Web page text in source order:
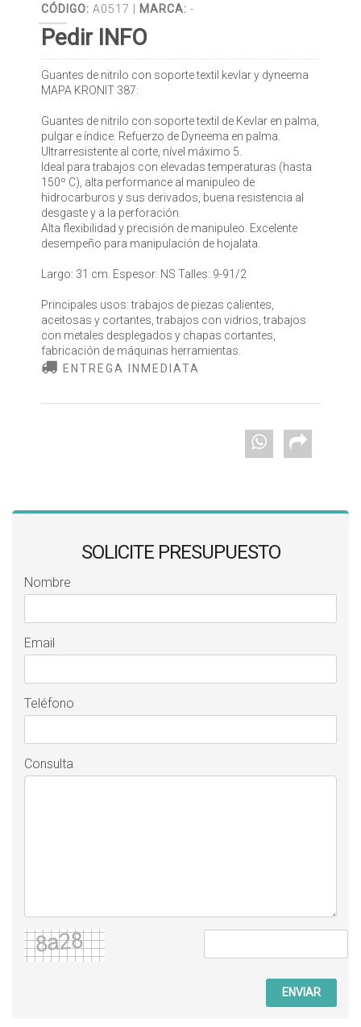
CÓDIGO: A0517 | MARCA: -
Pedir INFO
Guantes de nitrilo con soporte textil kevlar y dyneema
MAPA KRONIT 387:
Guantes de nitrilo con soporte textil de Kevlar en palma,
pulgar e índice. Refuerzo de Dyneema en palma.
Ultrarresistente al corte, nível máximo 5.
Ideal para trabajos con elevadas temperaturas (hasta
150º C), alta performance al manipuleo de
hidrocarburos y sus derivados, buena resistencia al
desgaste y a la perforación.
Alta flexibilidad y precisión de manipuleo. Excelente
desempeño para manipulación de hojalata.
Largo: 31 cm. Espesor: NS Talles: 9-91/2
Principales usos: trabajos de piezas calientes,
aceitosas y cortantes, trabajos con vidrios, trabajos
con metales desplegados y chapas cortantes,
fabricación de máquinas herramientas.
ENTREGA INMEDIATA
SOLICITE PRESUPUESTO
Nombre
Email
Teléfono
Consulta
ENVIAR